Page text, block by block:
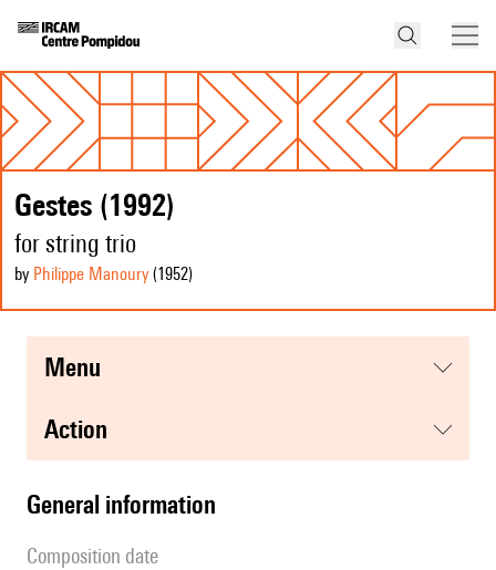
Gestes (1992)
for string trio
by Philippe Manoury (1952)
menu
action
general information
composition date